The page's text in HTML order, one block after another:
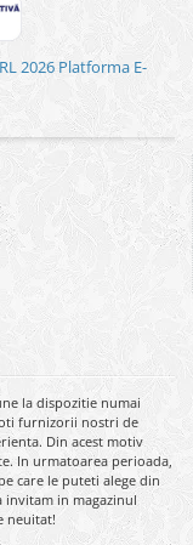
2026 Platforma E-
la dispozitie numai
furnizorii nostri de
Din acest motiv
In urmatoarea perioada,
care le puteti alege din
invitam in magazinul
neuitat!